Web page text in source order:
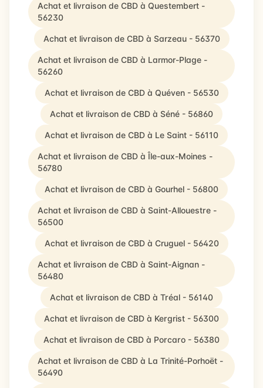
Achat et livraison de CBD à Questembert -
56230
Achat et livraison de CBD à Sarzeau - 56370
Achat et livraison de CBD à Larmor-Plage -
56260
Achat et livraison de CBD à Quéven - 56530
Achat et livraison de CBD à Séné - 56860
Achat et livraison de CBD à Le Saint - 56110
Achat et livraison de CBD à Île-aux-Moines -
56780
Achat et livraison de CBD à Gourhel - 56800
Achat et livraison de CBD à Saint-Allouestre -
56500
Achat et livraison de CBD à Cruguel - 56420
Achat et livraison de CBD à Saint-Aignan -
56480
Achat et livraison de CBD à Tréal - 56140
Achat et livraison de CBD à Kergrist - 56300
Achat et livraison de CBD à Porcaro - 56380
Achat et livraison de CBD à La Trinité-Porhoët -
56490